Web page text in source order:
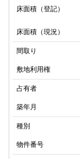
床面積（登記）
床面積（現況）
間取り
敷地利用権
占有者
築年月
種別
物件番号